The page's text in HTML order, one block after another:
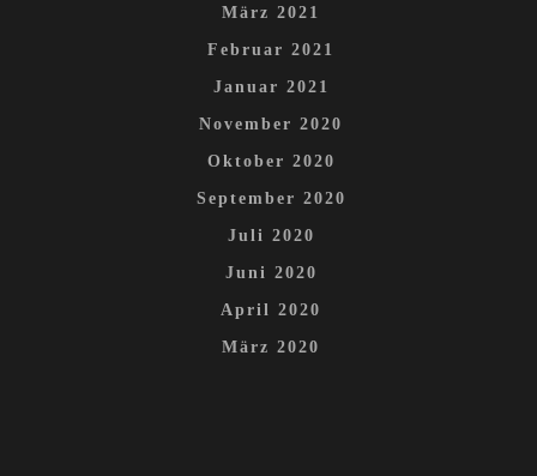
März 2021
Februar 2021
Januar 2021
November 2020
Oktober 2020
September 2020
Juli 2020
Juni 2020
April 2020
März 2020